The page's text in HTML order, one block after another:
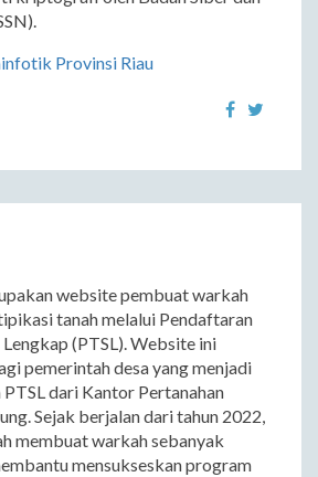
Provinsi Riau
website pembuat warkah
tanah melalui Pendaftaran
(PTSL). Website ini
pemerintah desa yang menjadi
dari Kantor Pertanahan
Sejak berjalan dari tahun 2022,
membuat warkah sebanyak
mensukseskan program